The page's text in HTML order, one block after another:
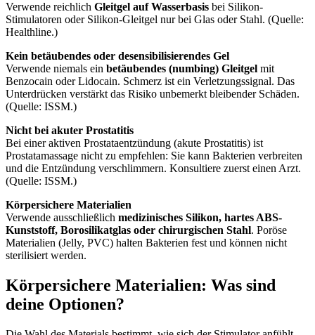
Verwende reichlich Gleitgel auf Wasserbasis bei Silikon-
Stimulatoren oder Silikon-Gleitgel nur bei Glas oder Stahl. (Quelle:
Healthline.)
Kein betäubendes oder desensibilisierendes Gel
Verwende niemals ein betäubendes (numbing) Gleitgel mit
Benzocain oder Lidocain. Schmerz ist ein Verletzungssignal. Das
Unterdrücken verstärkt das Risiko unbemerkt bleibender Schäden.
(Quelle: ISSM.)
Nicht bei akuter Prostatitis
Bei einer aktiven Prostataentzündung (akute Prostatitis) ist
Prostatamassage nicht zu empfehlen: Sie kann Bakterien verbreiten
und die Entzündung verschlimmern. Konsultiere zuerst einen Arzt.
(Quelle: ISSM.)
Körpersichere Materialien
Verwende ausschließlich medizinisches Silikon, hartes ABS-
Kunststoff, Borosilikatglas oder chirurgischen Stahl. Poröse
Materialien (Jelly, PVC) halten Bakterien fest und können nicht
sterilisiert werden.
Körpersichere Materialien: Was sind
deine Optionen?